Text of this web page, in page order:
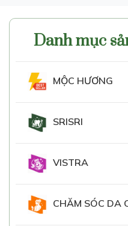
Danh mục
MỘC HƯƠNG
SRISRI
VISTRA
CHĂM SÓC DA